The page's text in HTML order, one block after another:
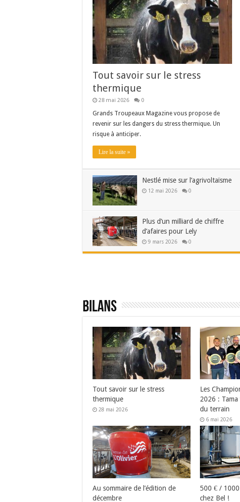
Tout savoir sur le stress
thermique
28 mai 2026 0
Grands Troupeaux Magazine vous propose de
revenir sur les dangers du stress thermique. Un
risque à anticiper.
Lire la suite »
Nestlé mise sur l’agrivoltaïsme
12 mai 2026 0
Plus d’un milliard de chiffre
d’afaires pour Lely
9 mars 2026 0
Bilans
Tout savoir sur le stress
thermique
28 mai 2026
Les
2026 : Tama
du terrain
6 mai 2026
Au sommaire de l’édition de
décembre
500 € /
chez Bel !